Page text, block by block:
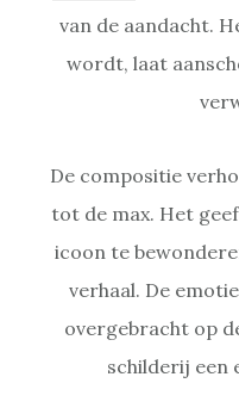
van de aandacht.
wordt, laat
De compositie
tot de max. Het
icoon te
verhaal. De
overgebracht op
schilderij een